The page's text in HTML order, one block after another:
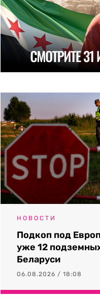
НОВОСТИ
Подкоп под
уже 12
Беларуси
06.08.2026 / 18:08